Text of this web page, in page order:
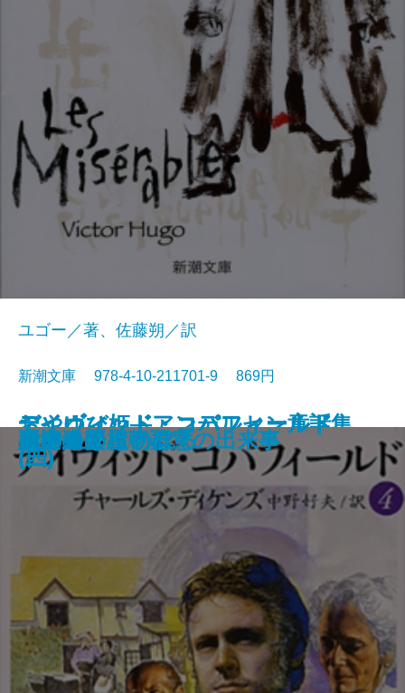
桜の園・三人姉妹
レ・ミゼラブル〔三〕
レ・ミゼラブル〔四〕
俘虜記
白雪姫―グリム童話集I―
海からの贈物
おやゆび姫―アンデルセン童話集
(II)―
レ・ミゼラブル〔二〕
アメリカン・スクール
レ・ミゼラブル〔一〕
ユゴー／著、佐藤朔／訳
新潮文庫 978-4-10-211701-9 869円
デイヴィッド・コパフィールド
(四)
砂の上の植物群
デイヴィッド・コパフィールド
(三)
風濤
デイヴィッド・コパフィールド
(二)
デイヴィッド・コパフィールド
(一)
エミリーはのぼる
娼婦の部屋・不意の出来事
夏の終り
虚空遍歴〔下〕